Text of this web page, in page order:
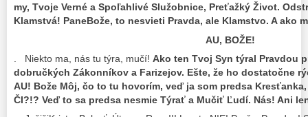
my, Tvoje Verné a Spoľahlivé Služobnice, Preťažký Život.
Klamstvá! PaneBože, to nesvieti Pravda, ale Klamstvo. A ako
AU, BOŽE!
. Niekto ma, nás tu týra, mučí! Ako ten Tvoj Syn týral Pravdou
dobručkých Zákonníkov a Farizejov. Ešte, že ho dostatočne
AU! Bože Môj, čo to tu hovorím, veď ja som predsa
ČI?!? Veď to sa predsa nesmie Týrať a Mučiť Ľudí. Nás! Ani